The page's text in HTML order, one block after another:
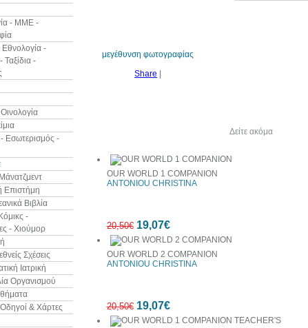
- ΜΜΕ -
-
-
Εσωτερισμός -
Επιστήμη
Βιβλία
-
- Χιούμορ
Σχέσεις
Ιατρική
Οργανισμού
Οδηγοί & Χάρτες
μεγέθυνση φωτογραφίας
Share
Δείτε ακόμα
OUR WORLD 1 COMPANION
ANTONIOU CHRISTINA
20,50€ 19,07€
OUR WORLD 2 COMPANION
ANTONIOU CHRISTINA
20,50€ 19,07€